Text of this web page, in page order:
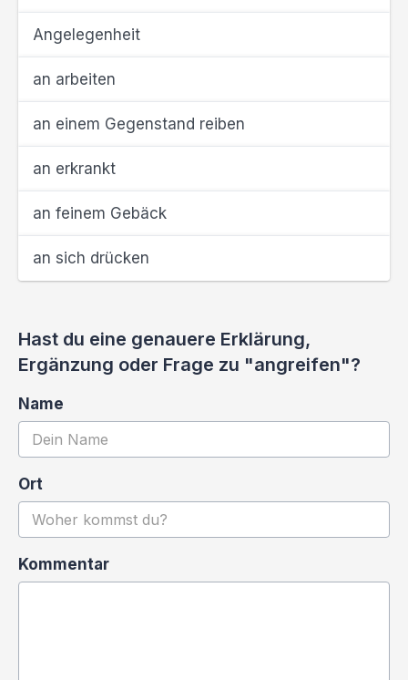
Angelegenheit
an arbeiten
an einem Gegenstand reiben
an erkrankt
an feinem Gebäck
an sich drücken
Hast du eine genauere Erklärung,
Ergänzung oder Frage zu "angreifen"?
Name
Ort
Kommentar